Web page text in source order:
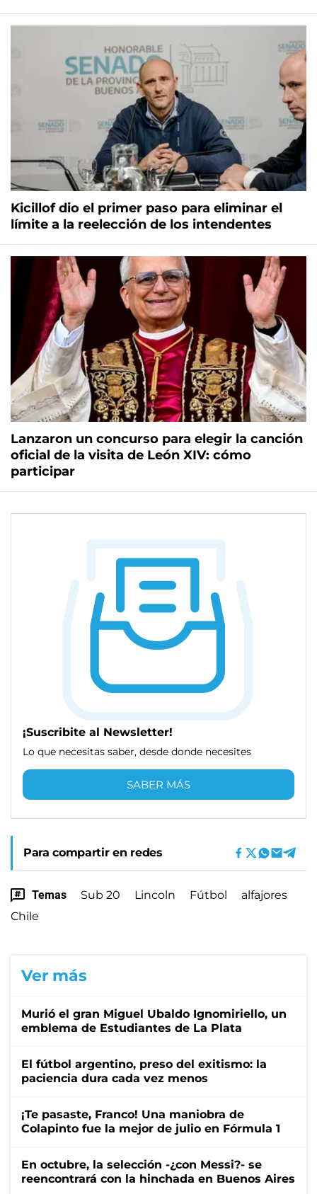
Kicillof dio el primer paso para eliminar el
límite a la reelección de los intendentes
Lanzaron un concurso para elegir la canción
oficial de la visita de León XIV: cómo
participar
¡Suscribite al Newsletter!
Lo que necesitas saber, desde donde necesites
SABER MÁS
Para compartir en redes
Temas Sub 20 Lincoln Fútbol
alfajores
Chile
Ver más
Murió el gran Miguel Ubaldo Ignomiriello, un
emblema de Estudiantes de La Plata
El fútbol argentino, preso del exitismo: la
paciencia dura cada vez menos
¡Te pasaste, Franco! Una maniobra de
Colapinto fue la mejor de julio en Fórmula 1
En octubre, la selección -¿con Messi?- se
reencontrará con la hinchada en Buenos Aires